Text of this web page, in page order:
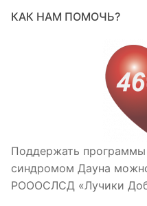
КАК НАМ ПОМОЧЬ?
Поддержать программы
синдромом Дауна
РОООСЛСД «Лучики